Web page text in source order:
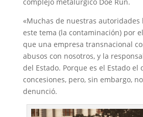
«Muchas de nuestras
este tema (la contaminación) por
que una empresa transnacional
abusos con nosotros, y la
del Estado. Porque es el Estado el
concesiones, pero, sin embargo,
denunció.